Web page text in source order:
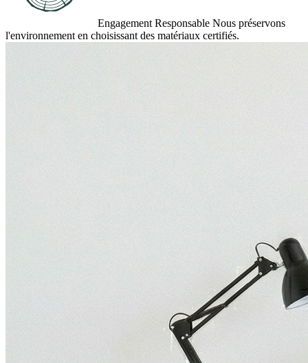
Engagement Responsable Nous préservons
l'environnement en choisissant des matériaux certifiés.